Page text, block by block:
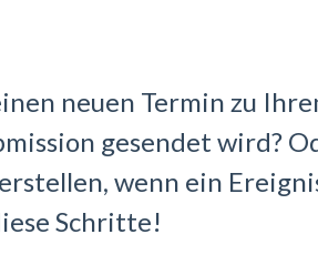
neuen Termin zu
gesendet wird?
wenn ein
Schritte!